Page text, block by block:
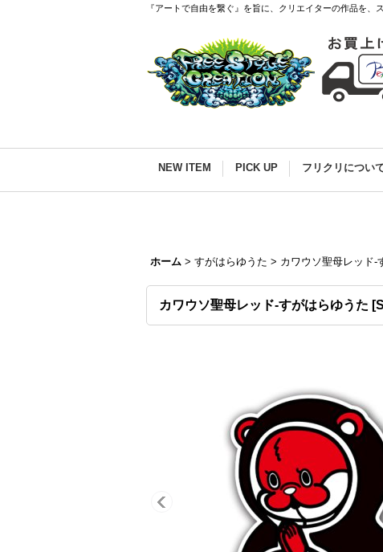
『アートで自由を繋ぐ』を旨に、クリエイターの作品を
NEW ITEM PICK UP フリクリについ
ホーム > すがはらゆうた > カワウソ聖母レッド-
カワウソ聖母レッド-すがはらゆうた [